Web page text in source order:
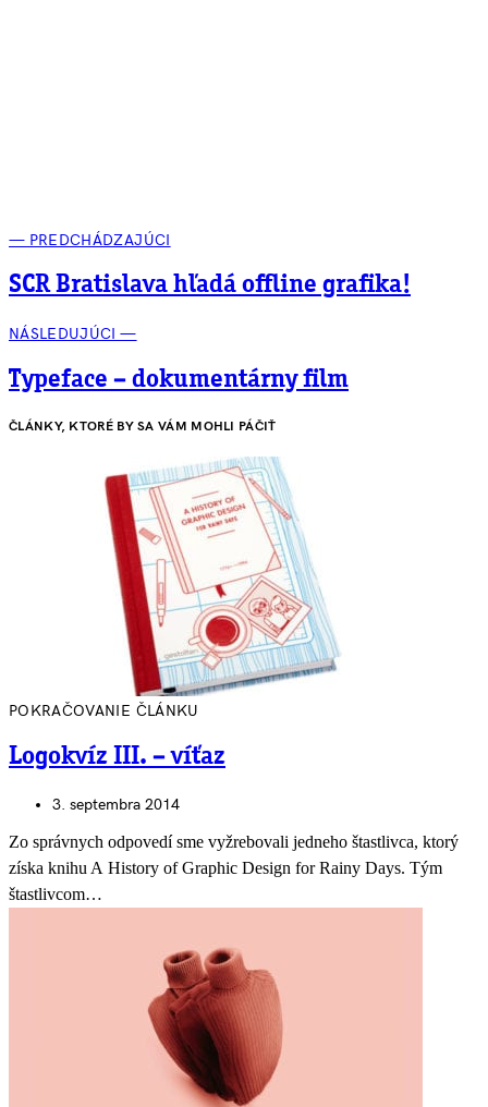
— PREDCHÁDZAJÚCI
SCR Bratislava hľadá offline grafika!
NÁSLEDUJÚCI —
Typeface – dokumentárny film
ČLÁNKY, KTORÉ BY SA VÁM MOHLI PÁČIŤ
POKRAČOVANIE ČLÁNKU
Logokvíz III. – víťaz
3. septembra 2014
Zo správnych odpovedí sme vyžrebovali jedneho štastlivca, ktorý
získa knihu A History of Graphic Design for Rainy Days. Tým
štastlivcom…